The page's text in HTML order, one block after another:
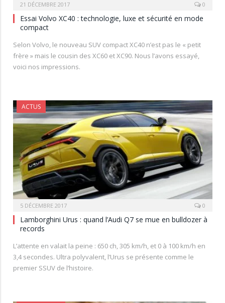
21 DÉCEMBRE 2017 0
Essai Volvo XC40 : technologie, luxe et sécurité en mode
compact
Selon Volvo, le nouveau SUV compact XC40 n’est pas le « petit
frère » mais le cousin des XC60 et XC90. Nous l’avons essayé,
voici nos impressions.
ACTUS
5 DÉCEMBRE 2017 0
Lamborghini Urus : quand l’Audi Q7 se mue en bulldozer à
records
L’attente en valait la peine : 650 ch, 305 km/h, et 0 à 100 km/h en
3,4 secondes. Ultra polyvalent, l’Urus se présente comme le
premier SSUV de l’histoire.